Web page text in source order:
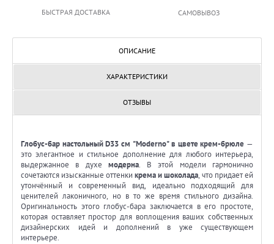
БЫСТРАЯ ДОСТАВКА САМОВЫВОЗ
ОПИСАНИЕ
ХАРАКТЕРИСТИКИ
ОТЗЫВЫ
Глобус-бар настольный D33 см "Moderno" в цвете крем-брюле —
это элегантное и стильное дополнение для любого интерьера,
выдержанное в духе модерна. В этой модели гармонично
сочетаются изысканные оттенки крема и шоколада, что придает ей
утончённый и современный вид, идеально подходящий для
ценителей лаконичного, но в то же время стильного дизайна.
Оригинальность этого глобус-бара заключается в его простоте,
которая оставляет простор для воплощения ваших собственных
дизайнерских идей и дополнений в уже существующем
интерьере.